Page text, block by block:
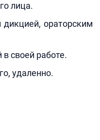
лица.
ораторским
своей работе.
удаленно.